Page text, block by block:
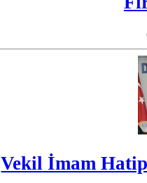
Vekil İmam